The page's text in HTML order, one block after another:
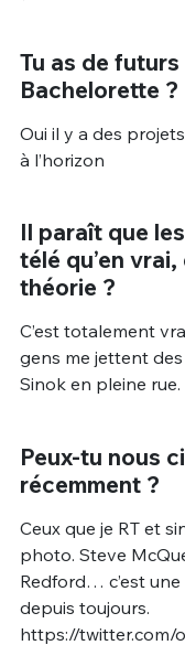
Tu as de
Bachelorette ?
Oui il y a des
à l’horizon
Il paraît que
télé qu’en
théorie ?
C’est totalement
gens me jettent
Sinok en pleine rue.
Peux-tu nous
récemment ?
Ceux que je RT et
photo. Steve
Redford… c’est
depuis toujours.
https://twitter.com/